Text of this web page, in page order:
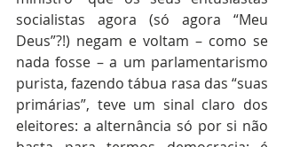
socialistas agora (só agora “Meu
Deus”?!) negam e voltam – como se
nada fosse – a um parlamentarismo
purista, fazendo tábua rasa das “suas
primárias”, teve um sinal claro dos
eleitores: a alternância só por si não